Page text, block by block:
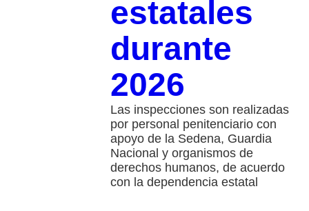
estatales
durante
2026
Las inspecciones son realizadas
por personal penitenciario con
apoyo de la Sedena, Guardia
Nacional y organismos de
derechos humanos, de acuerdo
con la dependencia estatal